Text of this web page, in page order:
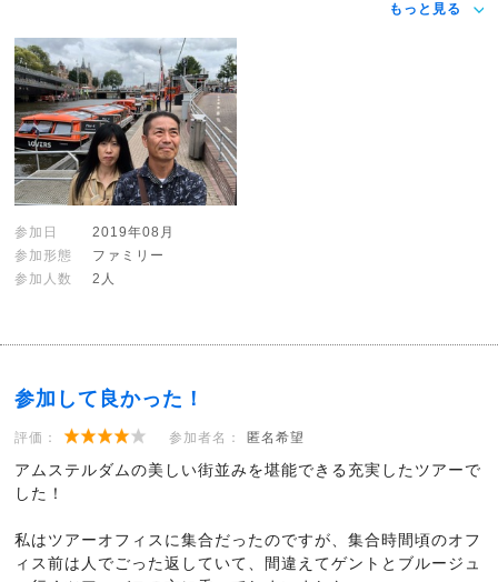
もっと見る
参加日
2019年08月
参加形態
ファミリー
参加人数
2人
参加して良かった！
評価： 参加者名： 匿名希望
アムステルダムの美しい街並みを堪能できる充実したツアーで
した！
私はツアーオフィスに集合だったのですが、集合時間頃のオフ
ィス前は人でごった返していて、間違えてゲントとブルージュ